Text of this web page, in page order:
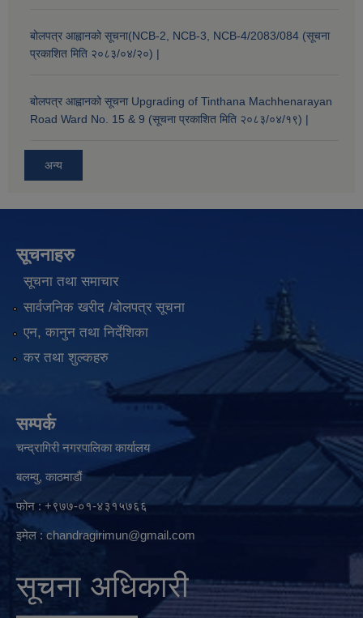
बोलपत्र आह्वानको सूचना(NCB-2, NCB-3, NCB-4/2083/084 (सूचना
प्रकाशित मिति २०८३/०४/२०) |
बोलपत्र आह्वानको सूचना Upgrading of Tinthana Machhenarayan
Road Ward No. 15 & 9 (सूचना प्रकाशित मिति २०८३/०४/१९) |
अन्य
सूचनाहरु
सूचना तथा समाचार
सार्वजनिक खरीद /बोलपत्र सूचना
एन, कानुन तथा निर्देशिका
कर तथा शुल्कहरु
सम्पर्क
चन्द्रागिरी नगरपालिका कार्यालय
बलम्वु, काठमाडौं
फोन : +९७७-०१-४३१५७६६
इमेल :chandragirimun@gmail.com
सूचना अधिकारी